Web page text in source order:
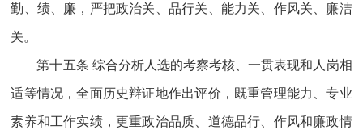
勤、绩、廉，严把政治关、品行关、能力关、作风关、廉洁
关。
第十五条 综合分析人选的考察考核、一贯表现和人岗相
适等情况，全面历史辩证地作出评价，既重管理能力、专业
素养和工作实绩，更重政治品质、道德品行、作风和廉政情